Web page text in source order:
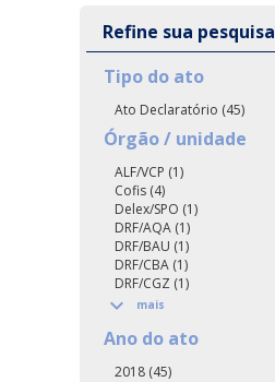
Refine sua pesquisa
Tipo do ato
Ato Declaratório (45)
Órgão / unidade
ALF/VCP (1)
Cofis (4)
Delex/SPO (1)
DRF/AQA (1)
DRF/BAU (1)
DRF/CBA (1)
DRF/CGZ (1)
 mais
Ano do ato
2018 (45)